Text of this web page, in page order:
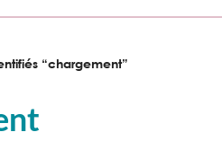
“chargement”